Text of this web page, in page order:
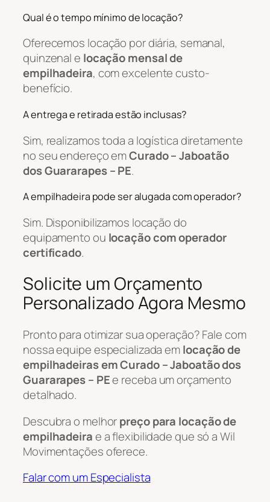
Qual é o tempo mínimo de locação?
Oferecemos locação por diária, semanal,
quinzenal e locação mensal de
empilhadeira, com excelente custo-
benefício.
A entrega e retirada estão inclusas?
Sim, realizamos toda a logística diretamente
no seu endereço emCurado – Jaboatão
dos Guararapes – PE.
A empilhadeira pode ser alugada com operador?
Sim. Disponibilizamos locação do
equipamento ou locação com operador
certificado.
Solicite um Orçamento
Personalizado Agora Mesmo
Pronto para otimizar sua operação? Fale com
nossa equipe especializada emlocação de
empilhadeiras em Curado – Jaboatão dos
Guararapes – PEe receba um orçamento
detalhado.
Descubra o melhorpreço para locação de
empilhadeirae a flexibilidade que só a Wil
Movimentações oferece.
Falar com um Especialista